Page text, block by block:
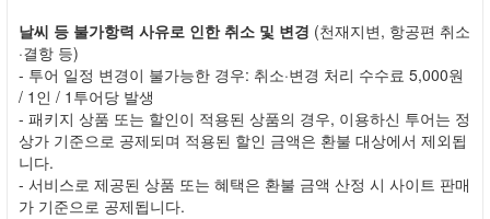
날씨 등 불가항력 사유로 인한 취소 및 변경 (천재지변, 항공편 취소
·결항 등)
- 투어 일정 변경이 불가능한 경우: 취소·변경 처리 수수료 5,000원
/ 1인 / 1투어당 발생
- 패키지 상품 또는 할인이 적용된 상품의 경우, 이용하신 투어는 정
상가 기준으로 공제되며 적용된 할인 금액은 환불 대상에서 제외됩
니다.
- 서비스로 제공된 상품 또는 혜택은 환불 금액 산정 시 사이트 판매
가 기준으로 공제됩니다.